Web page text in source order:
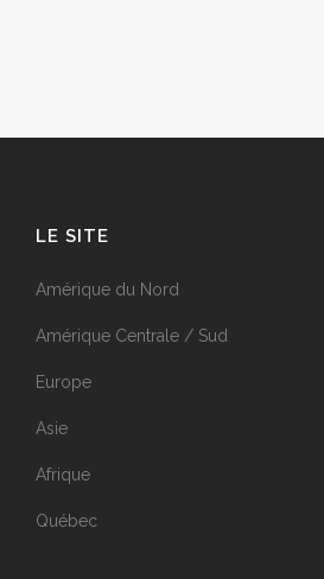
LE SITE
Amérique du Nord
Amérique Centrale / Sud
Europe
Asie
Afrique
Québec